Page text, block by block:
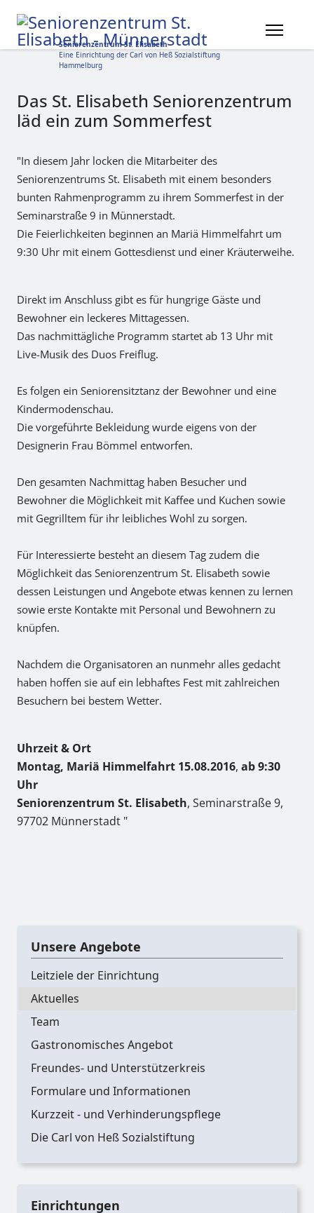
Seniorenzentrum St. Elisabeth
Eine Einrichtung der Carl von Heß Sozialstiftung
Hammelburg
Das St. Elisabeth Seniorenzentrum
läd ein zum Sommerfest
"In diesem Jahr locken die Mitarbeiter des
Seniorenzentrums St. Elisabeth mit einem besonders
bunten Rahmenprogramm zu ihrem Sommerfest in der
Seminarstraße 9 in Münnerstadt.
Die Feierlichkeiten beginnen an Mariä Himmelfahrt um
9:30 Uhr mit einem Gottesdienst und einer Kräuterweihe.
Direkt im Anschluss gibt es für hungrige Gäste und
Bewohner ein leckeres Mittagessen.
Das nachmittägliche Programm startet ab 13 Uhr mit
Live-Musik des Duos Freiflug.
Es folgen ein Seniorensitztanz der Bewohner und eine
Kindermodenschau.
Die vorgeführte Bekleidung wurde eigens von der
Designerin Frau Bömmel entworfen.
Den gesamten Nachmittag haben Besucher und
Bewohner die Möglichkeit mit Kaffee und Kuchen sowie
mit Gegrilltem für ihr leibliches Wohl zu sorgen.
Für Interessierte besteht an diesem Tag zudem die
Möglichkeit das Seniorenzentrum St. Elisabeth sowie
dessen Leistungen und Angebote etwas kennen zu lernen
sowie erste Kontakte mit Personal und Bewohnern zu
knüpfen.
Nachdem die Organisatoren an nunmehr alles gedacht
haben hoffen sie auf ein lebhaftes Fest mit zahlreichen
Besuchern bei bestem Wetter.
Uhrzeit & Ort
Montag, Mariä Himmelfahrt 15.08.2016, ab 9:30
Uhr
Seniorenzentrum St. Elisabeth, Seminarstraße 9,
97702 Münnerstadt "
Unsere Angebote
Leitziele der Einrichtung
Aktuelles
Team
Gastronomisches Angebot
Freundes- und Unterstützerkreis
Formulare und Informationen
Kurzzeit - und Verhinderungspflege
Die Carl von Heß Sozialstiftung
Einrichtungen